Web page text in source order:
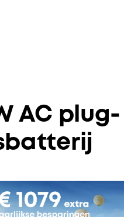
AC plug-